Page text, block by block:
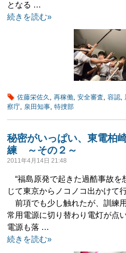
となる …
続きを読む»
佐藤栄佐久 , 再稼働, 安全審査, 容認,
察庁, 泉田知事, 特捜部
秘密がいっぱい、東電柏
練 ～その２～
2011年4月14日 21:48
“福島原発で起きた過酷事故
じて東京からノコノコ出かけて
前項でも少し触れたが、訓練
常用電源に切り替わり電灯が点
電源も落 …
続きを読む»